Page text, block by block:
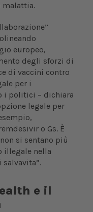
malattia.
europeo,
degli sforzi di
di vaccini contro
per i
i politici – dichiara
legale per
o Gs. È
si sentano più
illegale nella
e il